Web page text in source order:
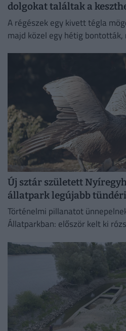
dolgokat találtak a
A régészek egy kivett tégla
majd közel egy hétig
Új sztár született
állatpark legújabb
Történelmi pillanatot
Állatparkban: először kelt ki
szülő gondosan neveli, a kicsi